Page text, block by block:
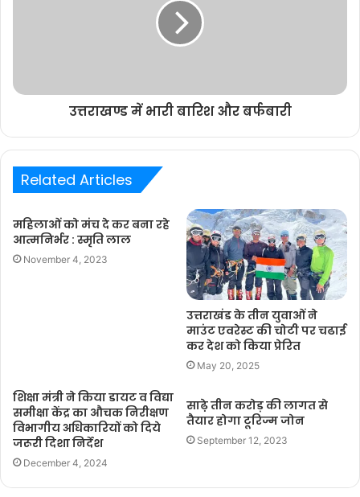
उत्तराखण्ड में भारी बारिश और बर्फबारी
Related Articles
महिलाओं को मंच दे कर बना रहे
आत्मनिर्भर : स्मृति लाल
November 4, 2023
उत्तराखंड के तीन युवाओं ने
माउंट एवरेस्ट की चोटी पर चढाई
कर देश को किया प्रेरित
May 20, 2025
शिक्षा मंत्री ने किया डायट व विद्या
समीक्षा केंद्र का औचक निरीक्षण
विभागीय अधिकारियों को दिये
जरूरी दिशा निर्देश
December 4, 2024
साढे़ तीन करोड़ की लागत से
तैयार होगा टूरिज्म जोन
September 12, 2023